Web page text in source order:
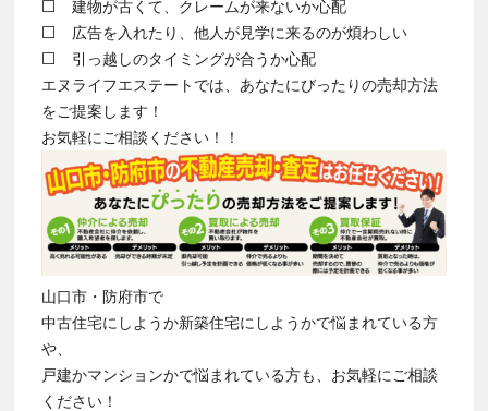
⬜ 建物が古くて、クレームが来ないか心配
⬜ 広告を入れたり、他人が見学に来るのが煩わしい
⬜ 引っ越しのタイミングが合うか心配
エヌライフエステートでは、あなたにびったりの売却方法
をご提案します！
お気軽にご相談ください！！
山口市・防府市で
中古住宅にしようか新築住宅にしようかで悩まれている方
や、
戸建かマンションかで悩まれている方も、お気軽にご相談
ください！